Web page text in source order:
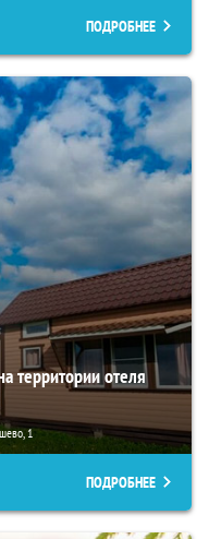
ПОДРОБНЕЕ
территории отеля
1
ПОДРОБНЕЕ